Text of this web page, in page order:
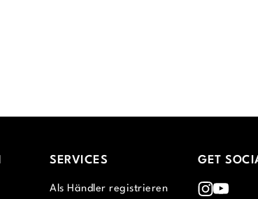
SERVICES
Als Händler registrieren
GET
Instagram
Youtube